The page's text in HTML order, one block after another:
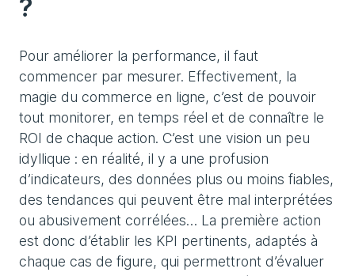
?
Pour améliorer la performance, il faut
commencer par mesurer. Effectivement, la
magie du commerce en ligne, c’est de pouvoir
tout monitorer, en temps réel et de connaître le
ROI de chaque action. C’est une vision un peu
idyllique : en réalité, il y a une profusion
d’indicateurs, des données plus ou moins fiables,
des tendances qui peuvent être mal interprétées
ou abusivement corrélées… La première action
est donc d’établir les KPI pertinents, adaptés à
chaque cas de figure, qui permettront d’évaluer